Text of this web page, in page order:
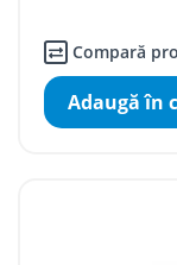
Compară
Adaugă în